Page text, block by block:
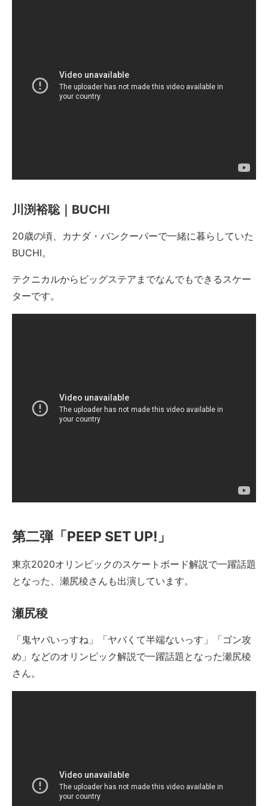
川渕裕聡｜BUCHI
20歳の頃、カナダ・バンクーバーで一緒に暮らしていた
BUCHI。
テクニカルからビッグステアまでなんでもできるスケー
ターです。
第二弾「PEEP SET UP!」
東京2020オリンピックのスケートボード解説で一躍話題
となった、瀬尻稜さんも出演しています。
瀬尻稜
「鬼ヤバいっすね」「ヤバくて半端ないっす」「ゴン攻
め」などのオリンピック解説で一躍話題となった瀬尻稜
さん。